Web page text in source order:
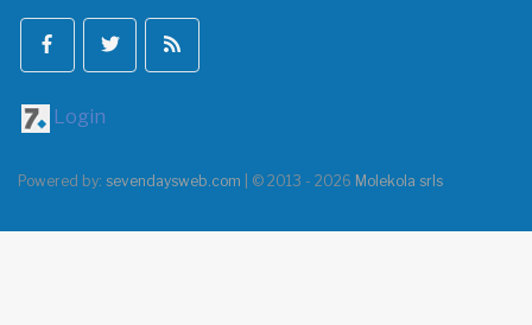
Login
Powered by: sevendaysweb.com | © 2013 - 2026 Molekola srls